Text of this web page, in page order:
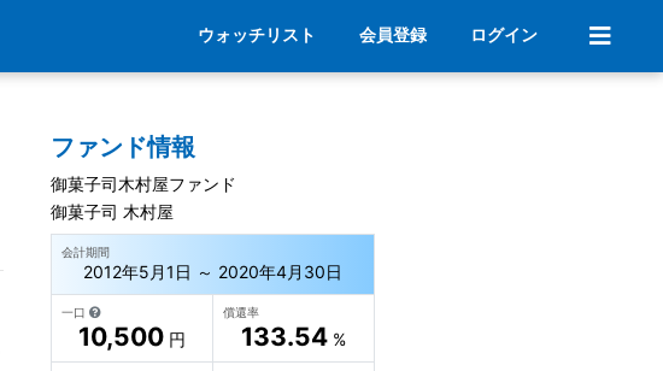
ウォッチリスト 会員登録 ログイン
ファンド情報
御菓子司木村屋ファンド
御菓子司 木村屋
会計期間
2012年5月1日 ～ 2020年4月30日
一口
10,500円
償還率
133.54%